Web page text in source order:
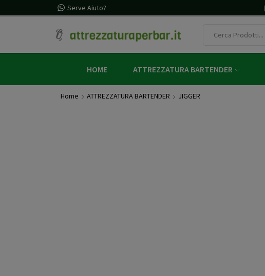
Serve Aiuto?
con un ordine minimo di 60€ (iva inclusa)
HOME ATTREZZATURA BARTENDER
Home ATTREZZATURA BARTENDER JIGGER